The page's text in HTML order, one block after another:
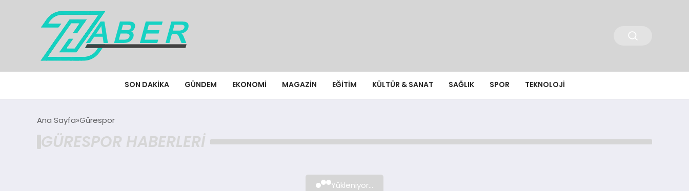
SON DAKIKA GÜNDEM EKONOMI MAGAZIN EĞITIM KÜLTÜR & SANAT SAĞLIK SPOR TEKNOLOJI
Ana Sayfa Gürespor
GÜRESPOR HABERLERI
Yükleniyor...